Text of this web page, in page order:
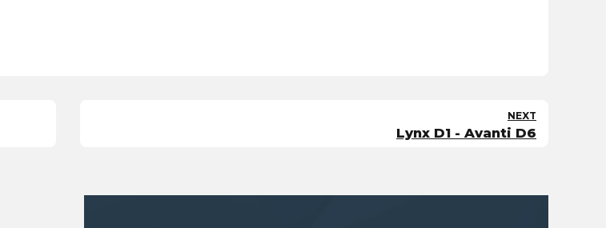
NEXT
Lynx D1 - Avanti D6